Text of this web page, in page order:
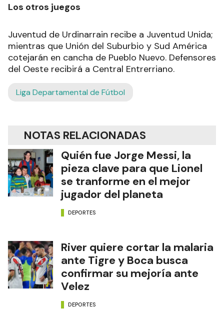
Los otros juegos
Juventud de Urdinarrain recibe a Juventud Unida;
mientras que Unión del Suburbio y Sud América
cotejarán en cancha de Pueblo Nuevo. Defensores
del Oeste recibirá a Central Entrerriano.
Liga Departamental de Fútbol
NOTAS RELACIONADAS
Quién fue Jorge Messi, la
pieza clave para que Lionel
se tranforme en el mejor
jugador del planeta
DEPORTES
River quiere cortar la malaria
ante Tigre y Boca busca
confirmar su mejoría ante
Velez
DEPORTES